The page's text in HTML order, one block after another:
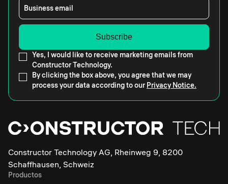
Business email
Yes, I would like to receive marketing emails from
Constructor Technology.
By clicking the box above, you agree that we may
process your data according to our Privacy Notice.
Constructor Technology AG, Rheinweg 9, 8200
Schaffhausen, Schweiz
Productos